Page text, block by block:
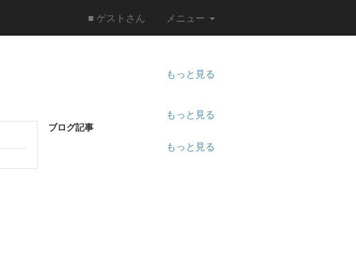
■ ゲストさん メニュー
もっと見る
もっと見る
ブログ記事
もっと見る